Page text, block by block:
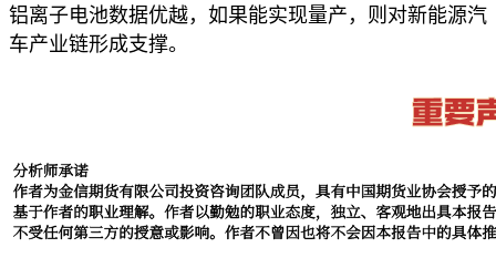
铝离子电池数据优越，如果能实现量产，则对新能源汽
车产业链形成支撑。